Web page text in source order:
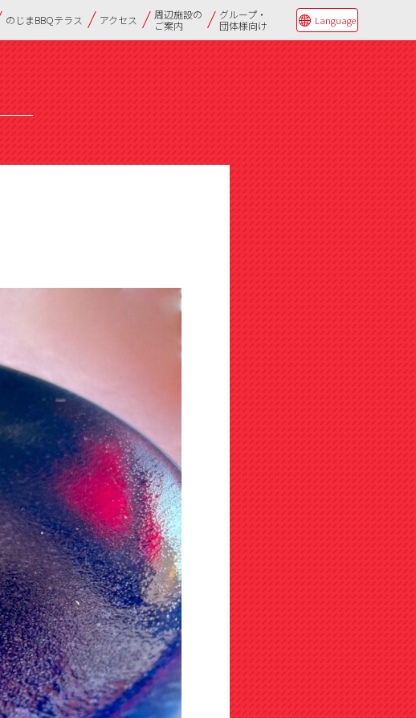
のじまBBQテラス アクセス
周辺施設の
ご案内
グループ・
団体様向け
Language